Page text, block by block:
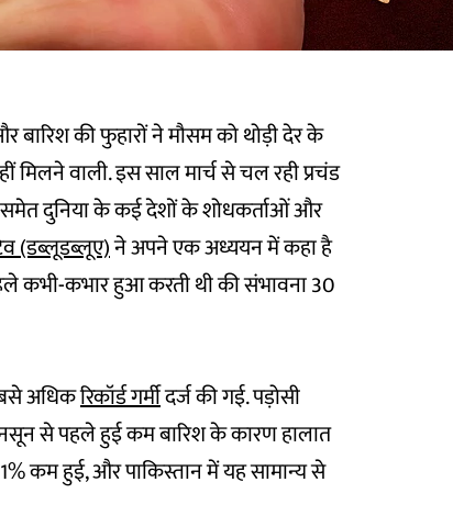
की फुहारों ने मौसम को थोड़ी देर के
मिलने वाली. इस साल मार्च से चल रही प्रचंड
समेत दुनिया के कई देशों के शोधकर्ताओं और
(डब्लूडब्लूए)ने अपने एक अध्ययन में कहा है
कभी-कभार हुआ करती थी की संभावना 30
अधिकरिकॉर्ड गर्मीदर्ज की गई. पड़ोसी
से पहले हुई कम बारिश के कारण हालात
कम हुई, और पाकिस्तान में यह सामान्य से